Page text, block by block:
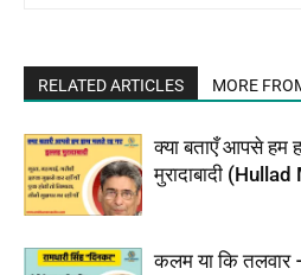
RELATED ARTICLES MORE
क्या बताएँ आपसे हम
मुरादाबादी
कलम या कि तलवार